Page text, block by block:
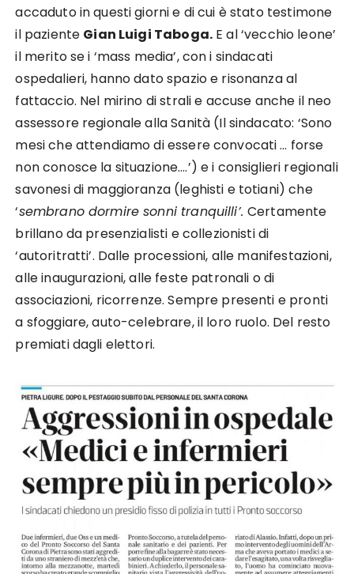
accaduto in questi giorni e di cui è stato testimone
il paziente Gian Luigi Taboga. E al ‘vecchio leone’
il merito se i ‘mass media’, con i sindacati
ospedalieri, hanno dato spazio e risonanza al
fattaccio. Nel mirino di strali e accuse anche il neo
assessore regionale alla Sanità (Il sindacato: ‘Sono
mesi che attendiamo di essere convocati … forse
non conosce la situazione….’) e i consiglieri regionali
savonesi di maggioranza (leghisti e totiani) che
‘sembrano dormire sonni tranquilli’.Certamente
brillano da presenzialisti e collezionisti di
‘autoritratti’. Dalle processioni, alle manifestazioni,
alle inaugurazioni, alle feste patronali o di
associazioni, ricorrenze. Sempre presenti e pronti
a sfoggiare, auto-celebrare, il loro ruolo. Del resto
premiati dagli elettori.